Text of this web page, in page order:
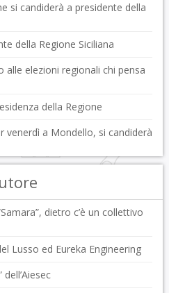
si candiderà a presidente della
della Regione Siciliana
alle elezioni regionali chi pensa
della Regione
venerdì a Mondello, si candiderà
dietro c’è un collettivo
Lusso ed Eureka Engineering